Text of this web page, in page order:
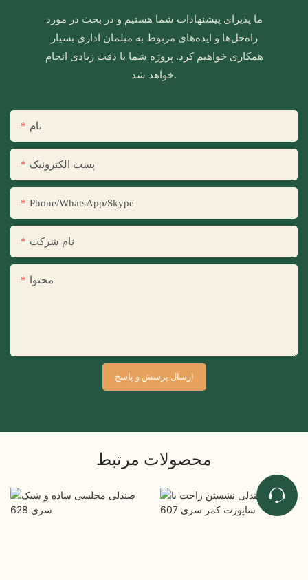
ما پذیرای پیشنهادات شما هستیم و در بحث در مورد
راه‌حل‌ها و ایده‌های مربوط به مبلمان اداری بسیار
همکاری خواهیم کرد. پروژه شما با دقت زیادی انجام
خواهد شد.
نام
پست الکترونیک
Phone/WhatsApp/Skype
نام شرکت
محتوا
ارسال پرسش و پاسخ
محصولات مرتبط